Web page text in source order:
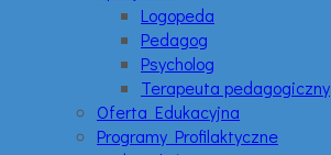
Logopeda
Pedagog
Psycholog
Terapeuta pedagogiczny
Oferta Edukacyjna
Programy Profilaktyczne